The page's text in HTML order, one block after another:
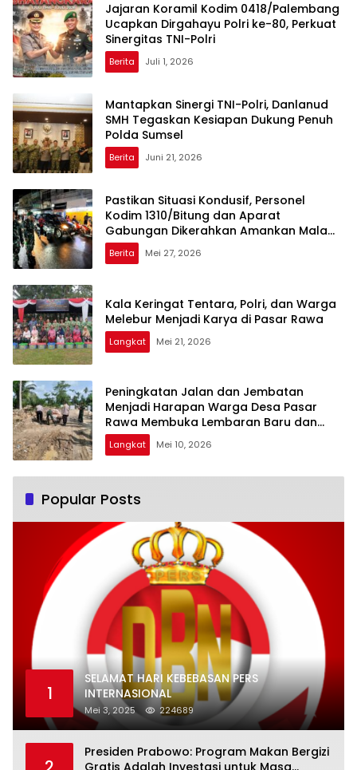
Jajaran Koramil Kodim 0418/Palembang
Ucapkan Dirgahayu Polri ke-80, Perkuat
Sinergitas TNI-Polri
Berita Juli 1, 2026
Mantapkan Sinergi TNI-Polri, Danlanud
SMH Tegaskan Kesiapan Dukung Penuh
Polda Sumsel
Berita Juni 21, 2026
Pastikan Situasi Kondusif, Personel
Kodim 1310/Bitung dan Aparat
Gabungan Dikerahkan Amankan Malam
Takbiran dan Sholat Idul Adha 1447 H
Berita Mei 27, 2026
Kala Keringat Tentara, Polri, dan Warga
Melebur Menjadi Karya di Pasar Rawa
Langkat Mei 21, 2026
Peningkatan Jalan dan Jembatan
Menjadi Harapan Warga Desa Pasar
Rawa Membuka Lembaran Baru dan
Rezeki Baru
Langkat Mei 10, 2026
Popular Posts
1
SELAMAT HARI KEBEBASAN PERS
INTERNASIONAL
Mei 3, 2025 224689
Presiden Prabowo: Program Makan Bergizi